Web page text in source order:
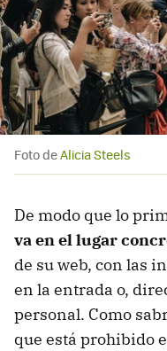
Foto deAlicia Steels
De modo que lo
va en el lugar
de su web, con las
en la entrada o,
personal. Como
que está prohibido